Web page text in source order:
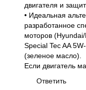
двигателя и
• Идеальная
разработанное
моторов
Special Tec AA
(зеленое масло).
Если двигатель
Ответить